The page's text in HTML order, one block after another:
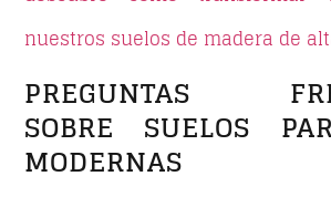
nuestros suelos de madera de
PREGUNTAS
SOBRE SUELOS
MODERNAS